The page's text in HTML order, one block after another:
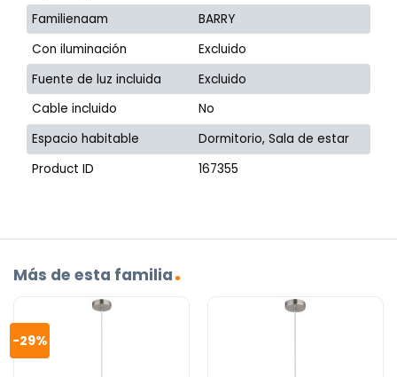
Familienaam
BARRY
Con iluminación
Excluido
Fuente de luz incluida
Excluido
Cable incluido
No
Espacio habitable
Dormitorio, Sala de estar
Product ID
167355
Más de esta familia
-29%